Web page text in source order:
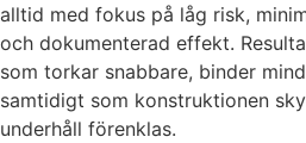
alltid med fokus på låg risk,
och dokumenterad effekt.
som torkar snabbare, binder
samtidigt som konstruktionen
underhåll förenklas.